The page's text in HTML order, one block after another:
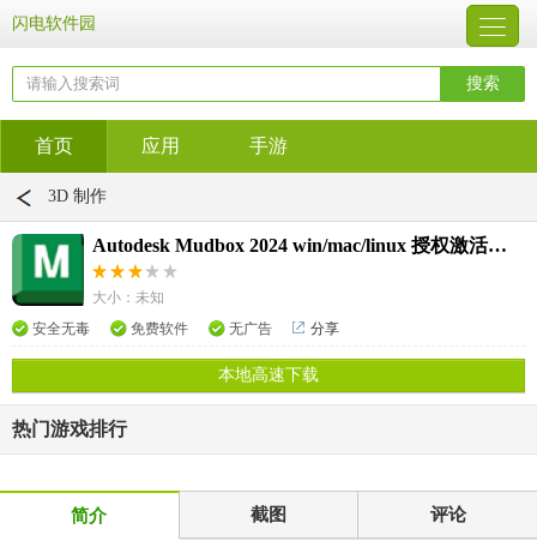
闪电软件园
首页 应用 手游
3D 制作
Autodesk Mudbox 2024 win/mac/linux 授权激活教程
大小：未知
安全无毒
免费软件 无广告 分享
本地高速下载
热门游戏排行
简介 截图 评论